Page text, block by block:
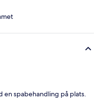
en spabehandling på plats.